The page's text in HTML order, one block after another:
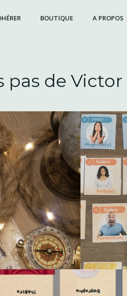
BOUTIQUE A PROPOS
pas de